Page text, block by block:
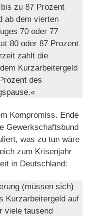
zu 87 Prozent
ab dem vierten
70 oder 77
80 oder 87 Prozent
zahlt die
Kurzarbeitergeld
des
Kompromiss. Ende
Gewerkschaftsbund
was zu tun wäre
zum Krisenjahr
in Deutschland:
(müssen sich)
Kurzarbeitergeld auf
viele tausend